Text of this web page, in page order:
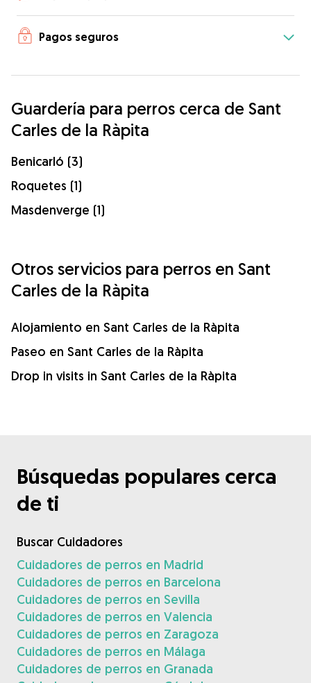
Pagos seguros
Guardería para perros cerca de Sant
Carles de la Ràpita
Benicarló (3)
Roquetes (1)
Masdenverge (1)
Otros servicios para perros en Sant
Carles de la Ràpita
Alojamiento en Sant Carles de la Ràpita
Paseo en Sant Carles de la Ràpita
Drop in visits in Sant Carles de la Ràpita
Búsquedas populares cerca
de ti
Buscar Cuidadores
Cuidadores de perros en Madrid
Cuidadores de perros en Barcelona
Cuidadores de perros en Sevilla
Cuidadores de perros en Valencia
Cuidadores de perros en Zaragoza
Cuidadores de perros en Málaga
Cuidadores de perros en Granada